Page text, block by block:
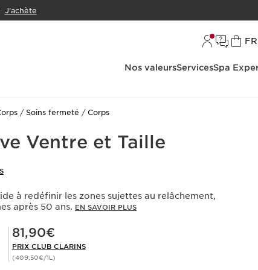
J'achète
FR
Nos valeursServicesSpa
Soins fermeté Corps
Ventre et Taille
à redéfinir les zones sujettes au relâchement,
après 50 ans. EN SAVOIR PLUS
Prix Club Clarins 81,90€
81,90€
PRIX CLUB CLARINS
(409,50€/1L)